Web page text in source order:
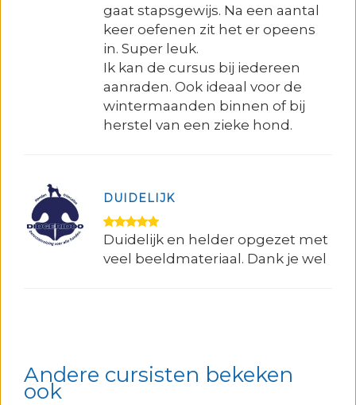
gaat stapsgewijs. Na een aantal
keer oefenen zit het er opeens
in. Super leuk.
Ik kan de cursus bij iedereen
aanraden. Ook ideaal voor de
wintermaanden binnen of bij
herstel van een zieke hond.
DUIDELIJK
Duidelijk en helder opgezet met
veel beeldmateriaal. Dank je wel
Andere cursisten bekeken
ook